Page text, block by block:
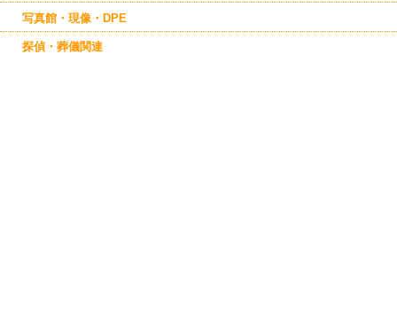
写真館・現像・DPE
探偵・葬儀関連